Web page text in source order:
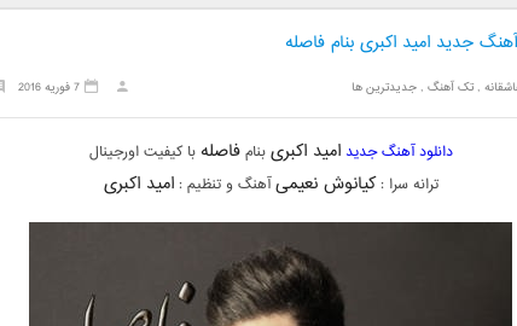
جدید امید اکبری بنام فاصله
,تک آهنگ ,جدیدترین ها 7 فوریه 2016
دانلود آهنگ جدید امید اکبریبنامفاصله با کیفیت اورجینال
ترانه سرا :کیانوش نعیمیآهنگ و تنظیم :امید اکبری